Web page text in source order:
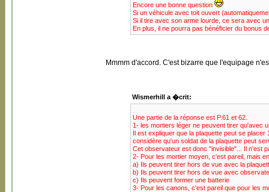
Encore une bonne question
Si un véhicule avec toit ouvert
Si il tire avec son arme lourde, ce sera avec
En plus, il ne pourra pas bénéficier du bonus
Mmmm d'accord. C'est bizarre que l'equipage
Wismerhill a �crit:
Une partie de la réponse est P.61 et 62.
1- les mortiers léger ne peuvent tirer qu'avec
Il est expliquer que la plaquette peut se
considère qu'un soldat de la plaquette peut
Cet observateur est donc "invisible"... Il n'est
2- Pour les mortier moyen, c'est pareil, mais
a) Ils peuvent tirer hors de vue avec la
b) Ils peuvent tirer hors de vue avec
c) Ils peuvent former une batterie
3- Pour les canons, c'est pareil que pour les